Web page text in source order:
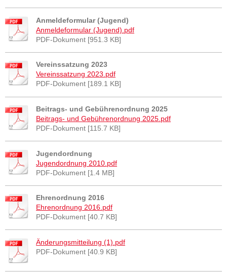
Anmeldeformular (Jugend)
Anmeldeformular (Jugend).pdf
PDF-Dokument [951.3 KB]
Vereinssatzung 2023
Vereinssatzung 2023.pdf
PDF-Dokument [189.1 KB]
Beitrags- und Gebührenordnung 2025
Beitrags- und Gebührenordnung 2025.pdf
PDF-Dokument [115.7 KB]
Jugendordnung
Jugendordnung 2010.pdf
PDF-Dokument [1.4 MB]
Ehrenordnung 2016
Ehrenordnung 2016.pdf
PDF-Dokument [40.7 KB]
Änderungsmitteilung (1).pdf
PDF-Dokument [40.9 KB]